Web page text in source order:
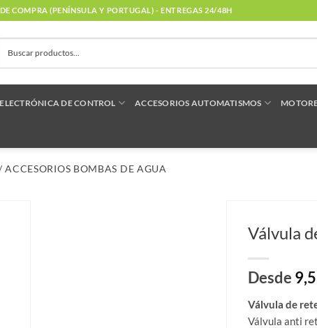
COMPRA (PENÍNSULA Y PORTUGAL) - ENTREGAS 24/48H
ELECTRÓNICA DE CONTROL ACCESORIOS AUTOMATISMOS
ACCESORIOS BOMBAS DE AGUA
Válvula
Desde
Válvula de
Válvula anti